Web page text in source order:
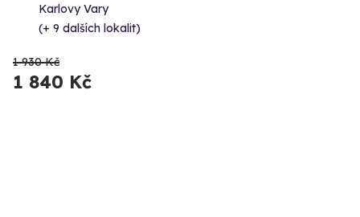
Karlovy Vary
(+ 9 dalších lokalit)
1 930 Kč
1 840 Kč